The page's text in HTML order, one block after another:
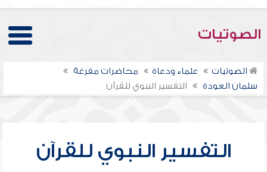
الصوتيات
الصوتيات علماء ودعاة
محاضرات مفرغة
سلمان العودة
التفسير النبوي للقرآن
التفسير النبوي للقرآن